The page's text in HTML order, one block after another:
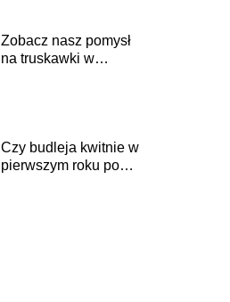
Zobacz nasz pomysł
na truskawki w
Czy budleja kwitnie w
pierwszym roku po